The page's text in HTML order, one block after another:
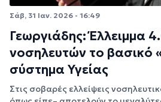
Σάβ, 31 Ιαν. 2026 - 16:49
Γεωργιάδης: Έλλειμμα
νοσηλευτών το βασικό
σύστημα Υγείας
Στις σοβαρές ελλείψεις